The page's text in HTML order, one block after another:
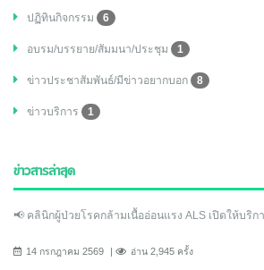
ปฏิทินกิจกรรม 6
อบรม/บรรยาย/สัมมนา/ประชุม 1
ข่าวประชาสัมพันธ์/มีข่าวอยากบอก 8
ข่าวบริการ 1
ข่าวสารล่าสุด
📢 คลินิกผู้ป่วยโรคกล้ามเนื้ออ่อนแรง ALS เปิดให้บริก
14 กรกฎาคม 2569 อ่าน 2,945 ครั้ง